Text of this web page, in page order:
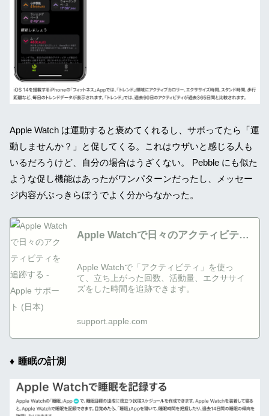
Apple Watch は運動すると褒めてくれるし、サボってたら「運
動しませんか？」と促してくる。これはウザいと感じる人も
いるだろうけど、自分の場合はうざくない。 Pebble にも似た
ような促し機能はあったがワンパターンだったし、メッセー
ジ内容がぶっきらぼうでよく分からなかった。
Apple Watchで日々のアクティビティ
Apple Watchで「アクティビティ」を使っ
て、立ち上がった回数、活動量、エクササイ
ズをした時間を追跡できます。
support.apple.com
睡眠の計測